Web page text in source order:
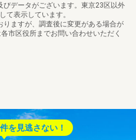
データがございます。東京23区以外
て表示しています。
ますが、調査後に変更がある場合が
市区役所までお問い合わせいただく
を見逃さない！